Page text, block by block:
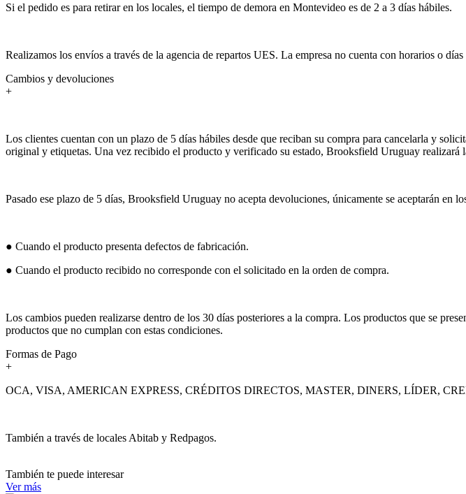
Si el pedido es para retirar en los locales, el tiempo de demora en Montevideo es de 2 a 3 días hábiles.
Realizamos los envíos a través de la agencia de repartos UES. La empresa no cuenta con horarios o
Cambios y devoluciones
+
Los clientes cuentan con un plazo de 5 días hábiles desde que reciban su compra para cancelarla y
original y etiquetas. Una vez recibido el producto y verificado su estado, Brooksfield Uruguay realizará
Pasado ese plazo de 5 días, Brooksfield Uruguay no acepta devoluciones, únicamente se aceptarán en
● Cuando el producto presenta defectos de fabricación.
● Cuando el producto recibido no corresponde con el solicitado en la orden de compra.
Los cambios pueden realizarse dentro de los 30 días posteriores a la compra. Los productos que se
productos que no cumplan con estas condiciones.
Formas de Pago
+
OCA, VISA, AMERICAN EXPRESS, CRÉDITOS DIRECTOS, MASTER, DINERS, LÍDER,
También a través de locales Abitab y Redpagos.
También te puede interesar
Ver más